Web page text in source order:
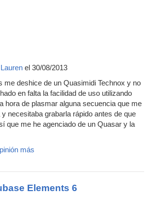
Lauren el 30/08/2013
me deshice de un Quasimidi Technox y no
en falta la facilidad de uso utilizando
hora de plasmar alguna secuencia que me
necesitaba grabarla rápido antes de que
que me he agenciado de un Quasar y la
más
Elements 6